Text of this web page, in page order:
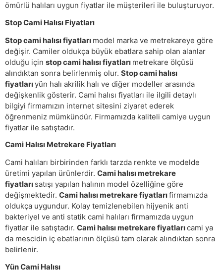
ömürlü halıları uygun fiyatlar ile müşterileri ile buluşturuyor.
Stop Cami Halısı Fiyatları
Stop cami halısı fiyatları model marka ve metrekareye göre
değişir. Camiler oldukça büyük ebatlara sahip olan alanlar
olduğu için stop cami halısı fiyatları metrekare ölçüsü
alındıktan sonra belirlenmiş olur. Stop cami halısı
fiyatlarıyün halı akrilik halı ve diğer modeller arasında
değişkenlik gösterir. Cami halısı fiyatları ile ilgili detaylı
bilgiyi firmamızın internet sitesini ziyaret ederek
öğrenmeniz mümkündür. Firmamızda kaliteli camiye uygun
fiyatlar ile satıştadır.
Cami Halısı Metrekare Fiyatları
Cami halıları birbirinden farklı tarzda renkte ve modelde
üretimi yapılan ürünlerdir. Cami halısı metrekare
fiyatları satışı yapılan halının model özelliğine göre
değişmektedir. Cami halısı metrekare fiyatlarıfirmamızda
oldukça uygundur. Kolay temizlenebilen hijyenik anti
bakteriyel ve anti statik cami halıları firmamızda uygun
fiyatlar ile satıştadır. Cami halısı metrekare fiyatlarıcami ya
da mescidin iç ebatlarının ölçüsü tam olarak alındıktan sonra
belirlenir.
Yün Cami Halısı